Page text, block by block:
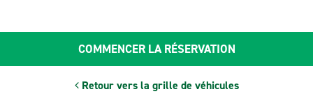
Retour vers la grille de véhicules
COMMENCER LA RÉSERVATION